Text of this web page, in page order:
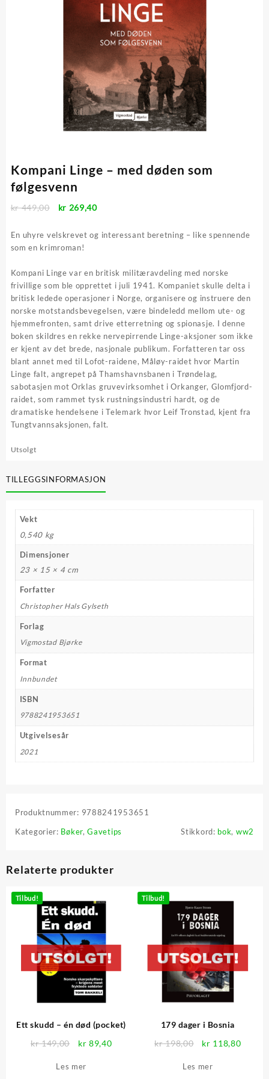
Kompani Linge – med døden som
følgesvenn
kr449,00
Opprinnelig
var:
kr 449,00.
kr 269,40Nåværende
er:
En uhyre velskrevet og interessant beretning – like spennende
som en krimroman!
Kompani Linge var en britisk militæravdeling med norske
frivillige som ble opprettet i juli 1941. Kompaniet skulle delta i
britisk ledede operasjoner i Norge, organisere og instruere den
norske motstandsbevegelsen, være bindeledd mellom ute- og
hjemmefronten, samt drive etterretning og spionasje. I denne
boken skildres en rekke nervepirrende Linge-aksjoner som ikke
er kjent av det brede, nasjonale publikum. Forfatteren tar oss
blant annet med til Lofot-raidene, Måløy-raidet hvor Martin
Linge falt, angrepet på Thamshavnsbanen i Trøndelag,
sabotasjen mot Orklas gruvevirksomhet i Orkanger, Glomfjord-
raidet, som rammet tysk rustningsindustri hardt, og de
dramatiske hendelsene i Telemark hvor Leif Tronstad, kjent fra
Tungtvannsaksjonen, falt.
Utsolgt
TILLEGGSINFORMASJON
Vekt
0,540 kg
Dimensjoner
23 × 15 × 4 cm
Forfatter
Christopher Hals Gylseth
Forlag
Vigmostad Bjørke
Format
Innbundet
ISBN
9788241953651
Utgivelsesår
2021
Produktnummer: 9788241953651
Kategorier: Bøker,Gavetips Stikkord: bok, ww2
Relaterte produkter
Tilbud!
Ett skudd – én død (pocket)
kr149,00
Opprinnelig
var:
kr 89,40Nåværende
Les mer
Tilbud!
179 dager i Bosnia
kr198,00
Opprinnelig
var:
kr 118,80
Les mer